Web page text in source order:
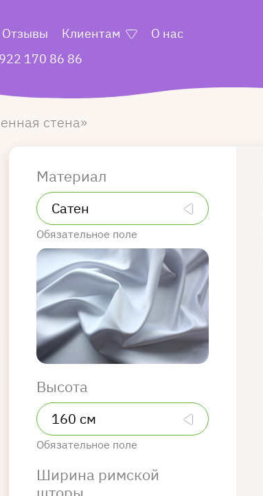
Отзывы Клиентам
О нас
170 86 86
стена
Материал
Обязательное поле
Высота
Обязательное поле
Ширина римской
шторы